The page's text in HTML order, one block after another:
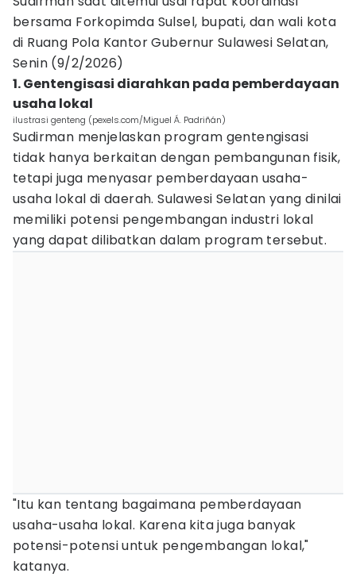
bersama Forkopimda Sulsel, bupati, dan wali kota
di Ruang Pola Kantor Gubernur Sulawesi Selatan,
Senin (9/2/2026)
1. Gentengisasi diarahkan pada pemberdayaan
usaha lokal
ilustrasi genteng (pexels.com/Miguel Á. Padriñán)
Sudirman menjelaskan program gentengisasi
tidak hanya berkaitan dengan pembangunan fisik,
tetapi juga menyasar pemberdayaan usaha-
usaha lokal di daerah. Sulawesi Selatan yang dinilai
memiliki potensi pengembangan industri lokal
yang dapat dilibatkan dalam program tersebut.
"Itu kan tentang bagaimana pemberdayaan
usaha-usaha lokal. Karena kita juga banyak
potensi-potensi untuk pengembangan lokal,"
katanya.